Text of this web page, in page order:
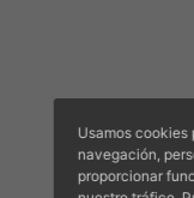
Cerca del
habitación,
Usamos cookies
navegación,
proporcionar